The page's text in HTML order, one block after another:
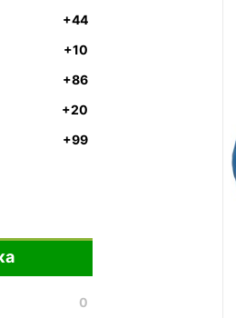
+44
+10
+86
+20
+99
0